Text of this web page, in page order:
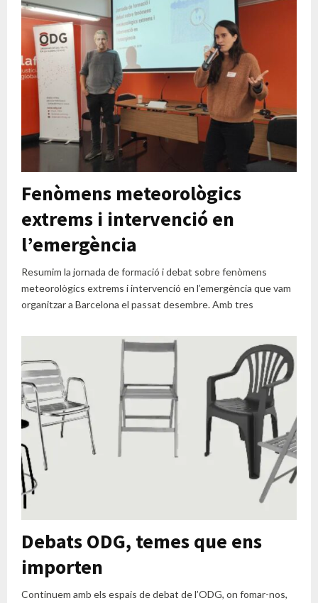
Fenòmens meteorològics
extrems i intervenció en
l’emergència
Resumim la jornada de formació i debat sobre fenòmens
meteorològics extrems i intervenció en l’emergència que vam
organitzar a Barcelona el passat desembre. Amb tres
Debats ODG, temes que ens
importen
Continuem amb els espais de debat de l’ODG, on fomar-nos,